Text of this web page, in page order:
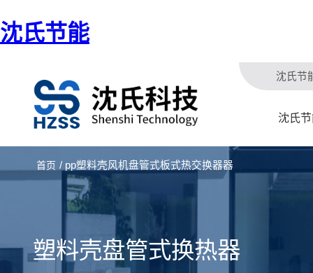
沈氏节能
沈氏节
沈氏
首页 / pp塑料壳风机盘管式板式热交换器器
塑料壳盘管式换热器